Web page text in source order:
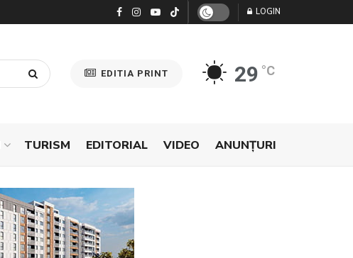
LOGIN
EDITIA PRINT 29 °C
TURISM EDITORIAL VIDEO ANUNŢURI